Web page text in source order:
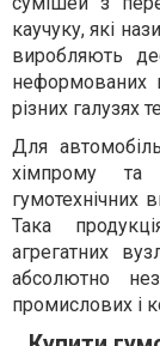
каучуку, які
виробляють
неформованих
різних галузях
Для
хімпрому та
гумотехнічних
Така
агрегатних
абсолютно
промислових і